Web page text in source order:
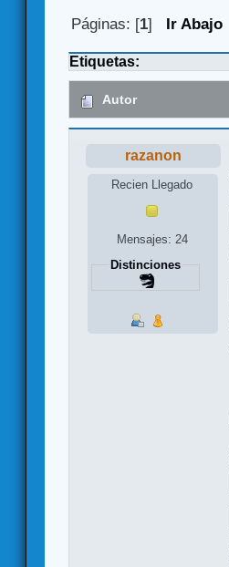
Páginas: [1] Ir Abajo
Etiquetas:
Autor
razanon
Recien Llegado
Mensajes: 24
Distinciones